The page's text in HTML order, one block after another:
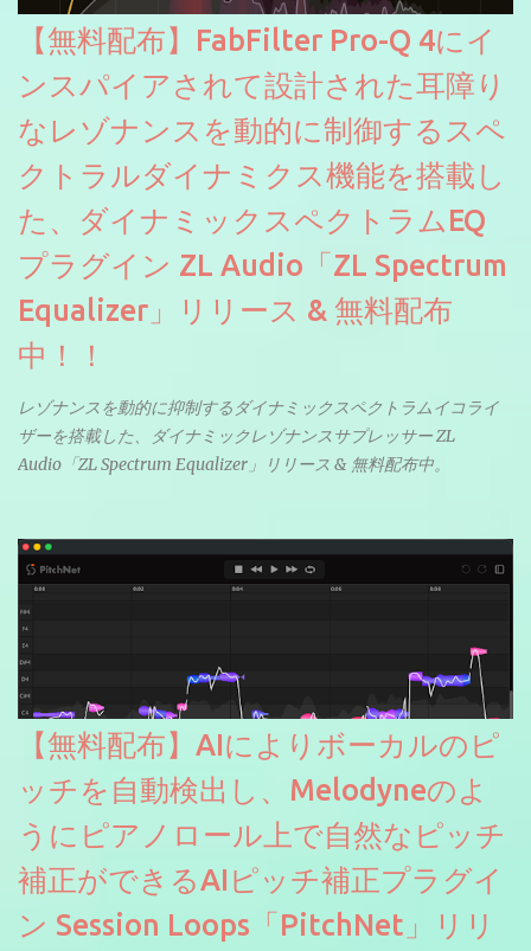
【無料配布】FabFilter Pro-Q 4にイ
ンスパイアされて設計された耳障り
なレゾナンスを動的に制御するスペ
クトラルダイナミクス機能を搭載し
た、ダイナミックスペクトラムEQ
プラグイン ZL Audio「ZL Spectrum
Equalizer」リリース & 無料配布
中！！
レゾナンスを動的に抑制するダイナミックスペクトラムイコライ
ザーを搭載した、ダイナミックレゾナンスサプレッサー ZL
Audio「ZL Spectrum Equalizer」リリース & 無料配布中。
【無料配布】AIによりボーカルのピ
ッチを自動検出し、Melodyneのよ
うにピアノロール上で自然なピッチ
補正ができるAIピッチ補正プラグイ
ン Session Loops「PitchNet」リリ